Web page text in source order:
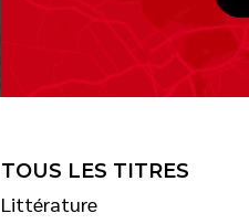
TOUS LES TITRES
Littérature